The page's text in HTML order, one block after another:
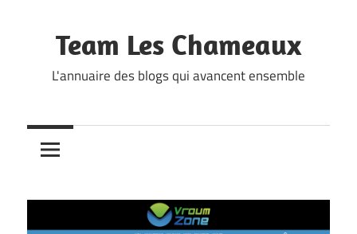
contentTeam Les Chameaux
L'annuaire des blogs qui avancent ensemble